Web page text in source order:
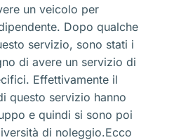
un veicolo per
Dopo qualche
servizio, sono stati i
di avere un servizio di
Effettivamente il
questo servizio hanno
e quindi si sono poi
di noleggio.Ecco